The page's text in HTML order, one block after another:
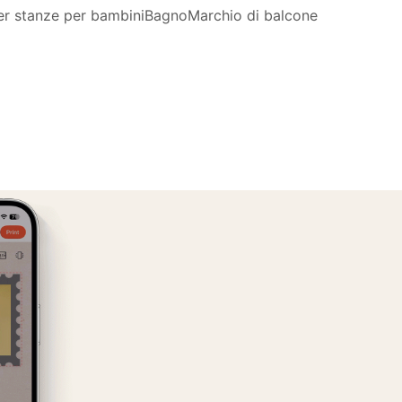
stanze per bambiniBagnoMarchio di balcone